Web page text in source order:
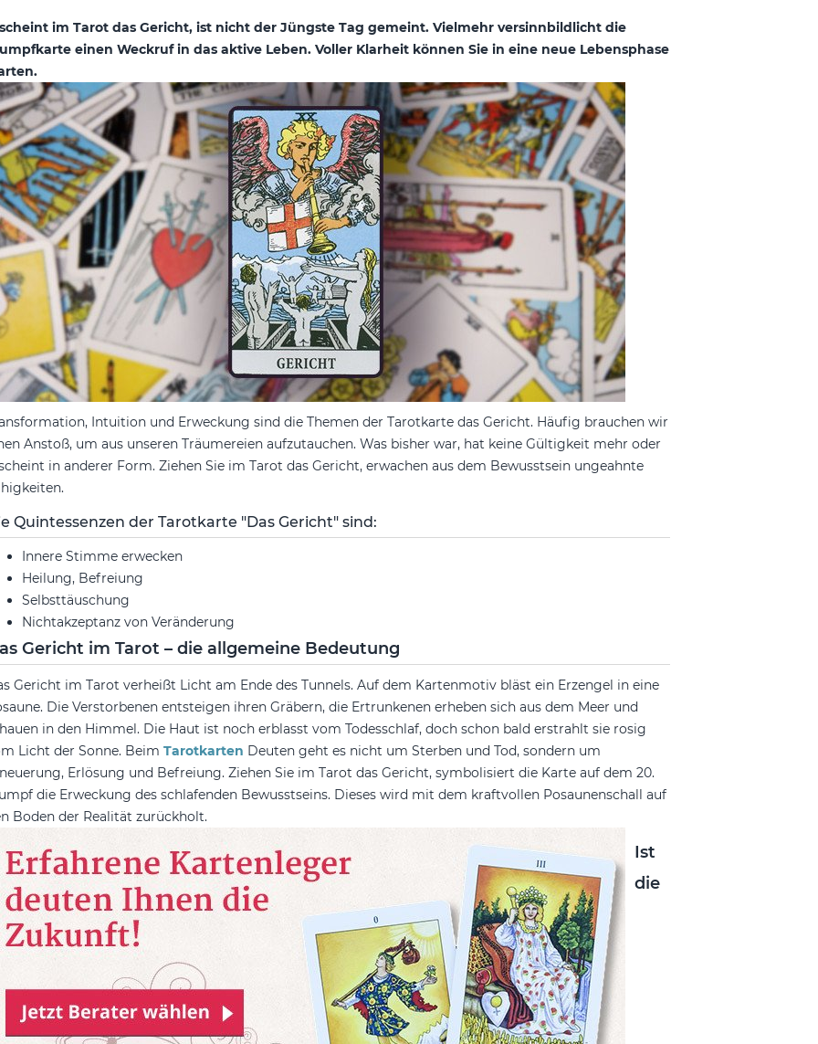
im Tarot das Gericht, ist nicht der Jüngste Tag gemeint. Vielmehr versinnbildlicht die
einen Weckruf in das aktive Leben. Voller Klarheit können Sie in eine neue Lebensphase
Intuition und Erweckung sind die Themen der Tarotkarte das Gericht. Häufig brauchen wir
Anstoß, um aus unseren Träumereien aufzutauchen. Was bisher war, hat keine Gültigkeit mehr oder
in anderer Form. Ziehen Sie im Tarot das Gericht, erwachen aus dem Bewusstsein ungeahnte
Quintessenzen der Tarotkarte "Das Gericht" sind:
Innere Stimme erwecken
Heilung, Befreiung
Selbsttäuschung
Nichtakzeptanz von Veränderung
Gericht im Tarot – die allgemeine Bedeutung
Gericht im Tarot verheißt Licht am Ende des Tunnels. Auf dem Kartenmotiv bläst ein Erzengel in eine
Die Verstorbenen entsteigen ihren Gräbern, die Ertrunkenen erheben sich aus dem Meer und
in den Himmel. Die Haut ist noch erblasst vom Todesschlaf, doch schon bald erstrahlt sie rosig
Licht der Sonne. Beim Tarotkarten Deuten geht es nicht um Sterben und Tod, sondern um
Erlösung und Befreiung. Ziehen Sie im Tarot das Gericht, symbolisiert die Karte auf dem 20.
die Erweckung des schlafenden Bewusstseins. Dieses wird mit dem kraftvollen Posaunenschall auf
Boden der Realität zurückholt.
Ist
die